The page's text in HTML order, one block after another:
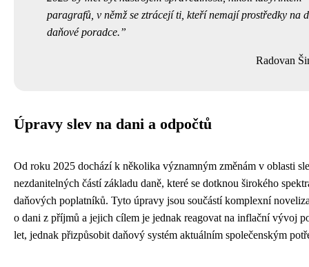
paragrafů, v němž se ztrácejí ti, kteří nemají prostředky na
daňové poradce.
Radovan
Úpravy slev na dani a odpočtů
Od roku 2025 dochází k několika významným změnám v oblasti
nezdanitelných částí základu daně, které se dotknou širokého
daňových poplatníků. Tyto úpravy jsou součástí komplexní
o dani z příjmů a jejich cílem je jednak reagovat na inflační vývoj
let, jednak přizpůsobit daňový systém aktuálním společenským